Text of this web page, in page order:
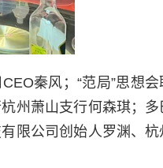
秦风；“范局”思想会
州萧山支行何森琪；多
限公司创始人罗渊、杭